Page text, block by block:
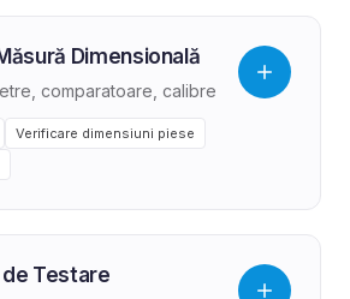
Dimensională
comparatoare, calibre
Verificare dimensiuni piese
Testare